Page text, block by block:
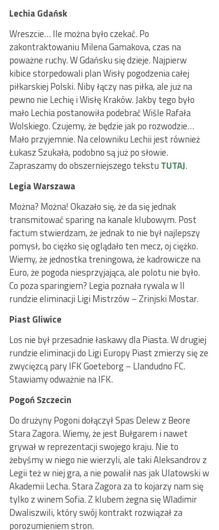
Lechia Gdańsk
Wreszcie… Ile można było czekać. Po
zakontraktowaniu Milena Gamakova, czas na
poważne ruchy. W Gdańsku się dzieje. Najpierw
kibice storpedowali plan Wisły pogodzenia całej
piłkarskiej Polski. Niby łączy nas piłka, ale już na
pewno nie Lechię i Wisłę Kraków. Jakby tego było
mało Lechia postanowiła podebrać Wiśle Rafała
Wolskiego. Czujemy, że będzie jak po rozwodzie…
Mało przyjemnie. Na celowniku Lechii jest również
Łukasz Szukała, podobno są już po słowie.
Zapraszamy do obszerniejszego tekstu TUTAJ.
Legia Warszawa
Można? Można! Okazało się, że da się jednak
transmitować sparing na kanale klubowym. Post
factum stwierdzam, że jednak to nie był najlepszy
pomysł, bo ciężko się oglądało ten mecz, oj ciężko.
Wiemy, że jednostka treningowa, że kadrowicze na
Euro, że pogoda niesprzyjająca, ale polotu nie było.
Co poza sparingiem? Legia poznała rywala w II
rundzie eliminacji Ligi Mistrzów – Zrinjski Mostar.
Piast Gliwice
Los nie był przesadnie łaskawy dla Piasta. W drugiej
rundzie eliminacji do Ligi Europy Piast zmierzy się ze
zwycięzcą pary IFK Goeteborg – Llandudno FC.
Stawiamy odważnie na IFK.
Pogoń Szczecin
Do drużyny Pogoni dołączył Spas Delew z Beore
Stara Zagora. Wiemy, że jest Bułgarem i nawet
grywał w reprezentacji swojego kraju. Nie to
żebyśmy w niego nie wierzyli, ale taki Aleksandrov z
Legii też w niej gra, a nie powalił nas jak Ulatowski w
Akademii Lecha. Stara Zagora za to kojarzy nam się
tylko z winem Sofia. Z klubem żegna się Wladimir
Dwaliszwili, który swój kontrakt rozwiązał za
porozumieniem stron.